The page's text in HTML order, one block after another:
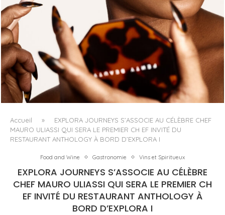
FENTY BEAUTY EXPLORE LA TEXTURE COMME LANGAGE
AVEC LE SUN STALK’R SOUFFLÉ...
Accueil »
EXPLORA JOURNEYS S’ASSOCIE AU CÉLÈBRE CHEF
MAURO ULIASSI QUI SERA LE PREMIER CH EF INVITÉ DU
RESTAURANT ANTHOLOGY À BORD D’EXPLORA I
Food and Wine Gastronomie Vins et Spiritueux
EXPLORA JOURNEYS S’ASSOCIE AU CÉLÈBRE
CHEF MAURO ULIASSI QUI SERA LE PREMIER CH
EF INVITÉ DU RESTAURANT ANTHOLOGY À
BORD D’EXPLORA I